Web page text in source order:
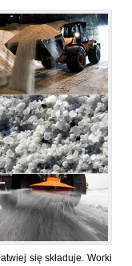
się składuje. Worki